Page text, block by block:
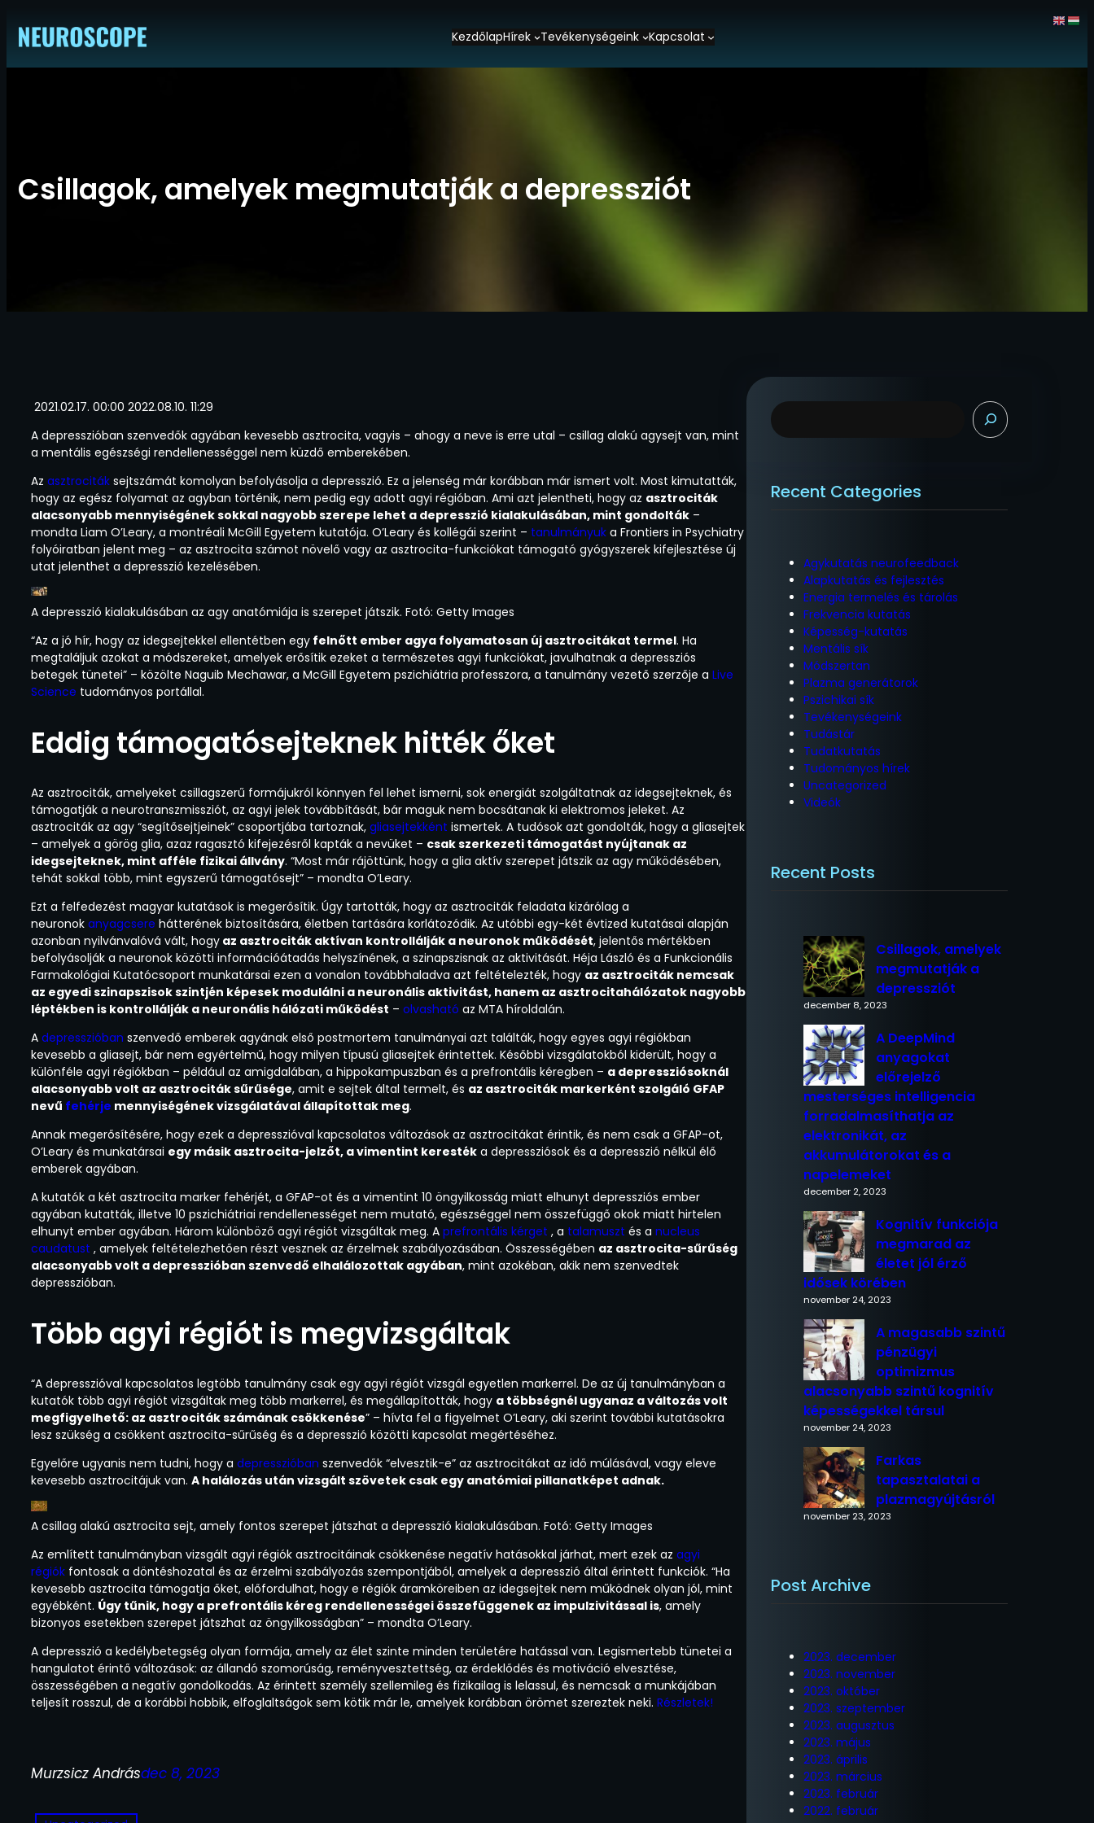
tartalomhoz
KezdőlapHírek Tevékenységeink Kapcsolat
Csillagok, amelyek megmutatják a depressziót
2021.02.17. 00:00 2022.08.10. 11:29
A depresszióban szenvedők agyában kevesebb asztrocita, vagyis – ahogy a neve is erre utal – csillag alakú agysejt van, mint
a mentális egészségi rendellenességgel nem küzdő emberekében.
Az asztrociták sejtszámát komolyan befolyásolja a depresszió. Ez a jelenség már korábban már ismert volt. Most kimutatták,
hogy az egész folyamat az agyban történik, nem pedig egy adott agyi régióban. Ami azt jelentheti, hogy az asztrociták
alacsonyabb mennyiségének sokkal nagyobb szerepe lehet a depresszió kialakulásában, mint gondolták –
mondta Liam O’Leary, a montréali McGill Egyetem kutatója. O’Leary és kollégái szerint – tanulmányuk a Frontiers in Psychiatry
folyóiratban jelent meg – az asztrocita számot növelő vagy az asztrocita-funkciókat támogató gyógyszerek kifejlesztése új
utat jelenthet a depresszió kezelésében.
A depresszió kialakulásában az agy anatómiája is szerepet játszik. Fotó: Getty Images
“Az a jó hír, hogy az idegsejtekkel ellentétben egy felnőtt ember agya folyamatosan új asztrocitákat termel. Ha
megtaláljuk azokat a módszereket, amelyek erősítik ezeket a természetes agyi funkciókat, javulhatnak a depressziós
betegek tünetei” – közölte Naguib Mechawar, a McGill Egyetem pszichiátria professzora, a tanulmány vezető szerzője a Live
Science tudományos portállal.
Eddig támogatósejteknek hitték őket
Az asztrociták, amelyeket csillagszerű formájukról könnyen fel lehet ismerni, sok energiát szolgáltatnak az idegsejteknek, és
támogatják a neurotranszmissziót, az agyi jelek továbbítását, bár maguk nem bocsátanak ki elektromos jeleket. Az
asztrociták az agy “segítősejtjeinek” csoportjába tartoznak, gliasejtekként ismertek. A tudósok azt gondolták, hogy a gliasejtek
– amelyek a görög glia, azaz ragasztó kifejezésről kapták a nevüket – csak szerkezeti támogatást nyújtanak az
idegsejteknek, mint afféle fizikai állvány. “Most már rájöttünk, hogy a glia aktív szerepet játszik az agy működésében,
tehát sokkal több, mint egyszerű támogatósejt” – mondta O’Leary.
Ezt a felfedezést magyar kutatások is megerősítik. Úgy tartották, hogy az asztrociták feladata kizárólag a
neuronok anyagcsere hátterének biztosítására, életben tartására korlátozódik. Az utóbbi egy-két évtized kutatásai alapján
azonban nyilvánvalóvá vált, hogy az asztrociták aktívan kontrollálják a neuronok működését, jelentős mértékben
befolyásolják a neuronok közötti információátadás helyszínének, a szinapszisnak az aktivitását. Héja László és a Funkcionális
Farmakológiai Kutatócsoport munkatársai ezen a vonalon továbbhaladva azt feltételezték, hogy az asztrociták nemcsak
az egyedi szinapszisok szintjén képesek modulálni a neuronális aktivitást, hanem az asztrocitahálózatok nagyobb
léptékben is kontrollálják a neuronális hálózati működést – olvasható az MTA híroldalán.
A depresszióban szenvedő emberek agyának első postmortem tanulmányai azt találták, hogy egyes agyi régiókban
kevesebb a gliasejt, bár nem egyértelmű, hogy milyen típusú gliasejtek érintettek. Későbbi vizsgálatokból kiderült, hogy a
különféle agyi régiókban – például az amigdalában, a hippokampuszban és a prefrontális kéregben – a depressziósoknál
alacsonyabb volt az asztrociták sűrűsége, amit e sejtek által termelt, és az asztrociták markerként szolgáló GFAP
nevű fehérje mennyiségének vizsgálatával állapítottak meg.
Annak megerősítésére, hogy ezek a depresszióval kapcsolatos változások az asztrocitákat érintik, és nem csak a GFAP-ot,
O’Leary és munkatársai egy másik asztrocita-jelzőt, a vimentint keresték a depressziósok és a depresszió nélkül élő
emberek agyában.
A kutatók a két asztrocita marker fehérjét, a GFAP-ot és a vimentint 10 öngyilkosság miatt elhunyt depressziós ember
agyában kutatták, illetve 10 pszichiátriai rendellenességet nem mutató, egészséggel nem összefüggő okok miatt hirtelen
elhunyt ember agyában. Három különböző agyi régiót vizsgáltak meg. A prefrontális kérget , a talamuszt és a nucleus
caudatust , amelyek feltételezhetően részt vesznek az érzelmek szabályozásában. Összességében az asztrocita-sűrűség
alacsonyabb volt a depresszióban szenvedő elhalálozottak agyában, mint azokéban, akik nem szenvedtek
depresszióban.
Több agyi régiót is megvizsgáltak
“A depresszióval kapcsolatos legtöbb tanulmány csak egy agyi régiót vizsgál egyetlen markerrel. De az új tanulmányban a
kutatók több agyi régiót vizsgáltak meg több markerrel, és megállapították, hogy a többségnél ugyanaz a változás volt
megfigyelhető: az asztrociták számának csökkenése” – hívta fel a figyelmet O’Leary, aki szerint további kutatásokra
lesz szükség a csökkent asztrocita-sűrűség és a depresszió közötti kapcsolat megértéséhez.
Egyelőre ugyanis nem tudni, hogy a depresszióban szenvedők “elvesztik-e” az asztrocitákat az idő múlásával, vagy eleve
kevesebb asztrocitájuk van. A halálozás után vizsgált szövetek csak egy anatómiai pillanatképet adnak.
A csillag alakú asztrocita sejt, amely fontos szerepet játszhat a depresszió kialakulásában. Fotó: Getty Images
Az említett tanulmányban vizsgált agyi régiók asztrocitáinak csökkenése negatív hatásokkal járhat, mert ezek az agyi
régiók fontosak a döntéshozatal és az érzelmi szabályozás szempontjából, amelyek a depresszió által érintett funkciók. “Ha
kevesebb asztrocita támogatja őket, előfordulhat, hogy e régiók áramköreiben az idegsejtek nem működnek olyan jól, mint
egyébként. Úgy tűnik, hogy a prefrontális kéreg rendellenességei összefüggenek az impulzivitással is, amely
bizonyos esetekben szerepet játszhat az öngyilkosságban” – mondta O’Leary.
A depresszió a kedélybetegség olyan formája, amely az élet szinte minden területére hatással van. Legismertebb tünetei a
hangulatot érintő változások: az állandó szomorúság, reményvesztettség, az érdeklődés és motiváció elvesztése,
összességében a negatív gondolkodás. Az érintett személy szellemileg és fizikailag is lelassul, és nemcsak a munkájában
teljesít rosszul, de a korábbi hobbik, elfoglaltságok sem kötik már le, amelyek korábban örömet szereztek neki. Részletek!
Murzsicz Andrásdec 8, 2023
K
e
é
Recent Categories
Agykutatás neurofeedback
Alapkutatás és fejlesztés
Energia termelés és tárolás
Frekvencia kutatás
Képesség-kutatás
Mentális sík
Módszertan
Plazma generátorok
Pszichikai sík
Tevékenységeink
Tudástár
Tudatkutatás
Tudományos hírek
Uncategorized
Videók
Recent Posts
Csillagok, amelyek
megmutatják a
depressziót
december 8, 2023
A DeepMind
anyagokat
előrejelző
mesterséges intelligencia
forradalmasíthatja az
elektronikát, az
akkumulátorokat és a
napelemeket
december 2, 2023
Kognitív funkciója
megmarad az
életet jól érző
idősek körében
november 24, 2023
A magasabb szintű
pénzügyi
optimizmus
alacsonyabb szintű kognitív
képességekkel társul
november 24, 2023
Farkas
tapasztalatai a
plazmagyújtásról
november 23, 2023
Post Archive
2023. december
2023. november
2023. október
2023. szeptember
2023. augusztus
2023. május
2023. április
2023. március
2023. február
2022. február